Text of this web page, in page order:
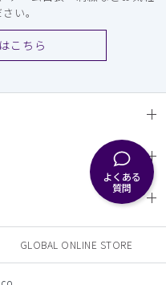
よくある
質問
い。
こちら
GLOBAL ONLINE STORE